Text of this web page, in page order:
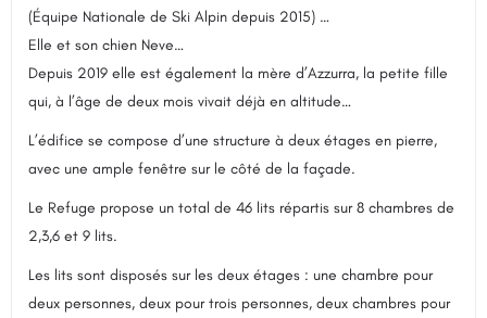
(Équipe Nationale de Ski Alpin depuis 2015) …
Elle et son chien Neve…
Depuis 2019 elle est également la mère d’Azzurra, la petite fille
qui, à l’âge de deux mois vivait déjà en altitude…
L’édifice se compose d’une structure à deux étages en pierre,
avec une ample fenêtre sur le côté de la façade.
Le Refuge propose un total de 46 lits répartis sur 8 chambres de
2,3,6 et 9 lits.
Les lits sont disposés sur les deux étages : une chambre pour
deux personnes, deux pour trois personnes, deux chambres pour